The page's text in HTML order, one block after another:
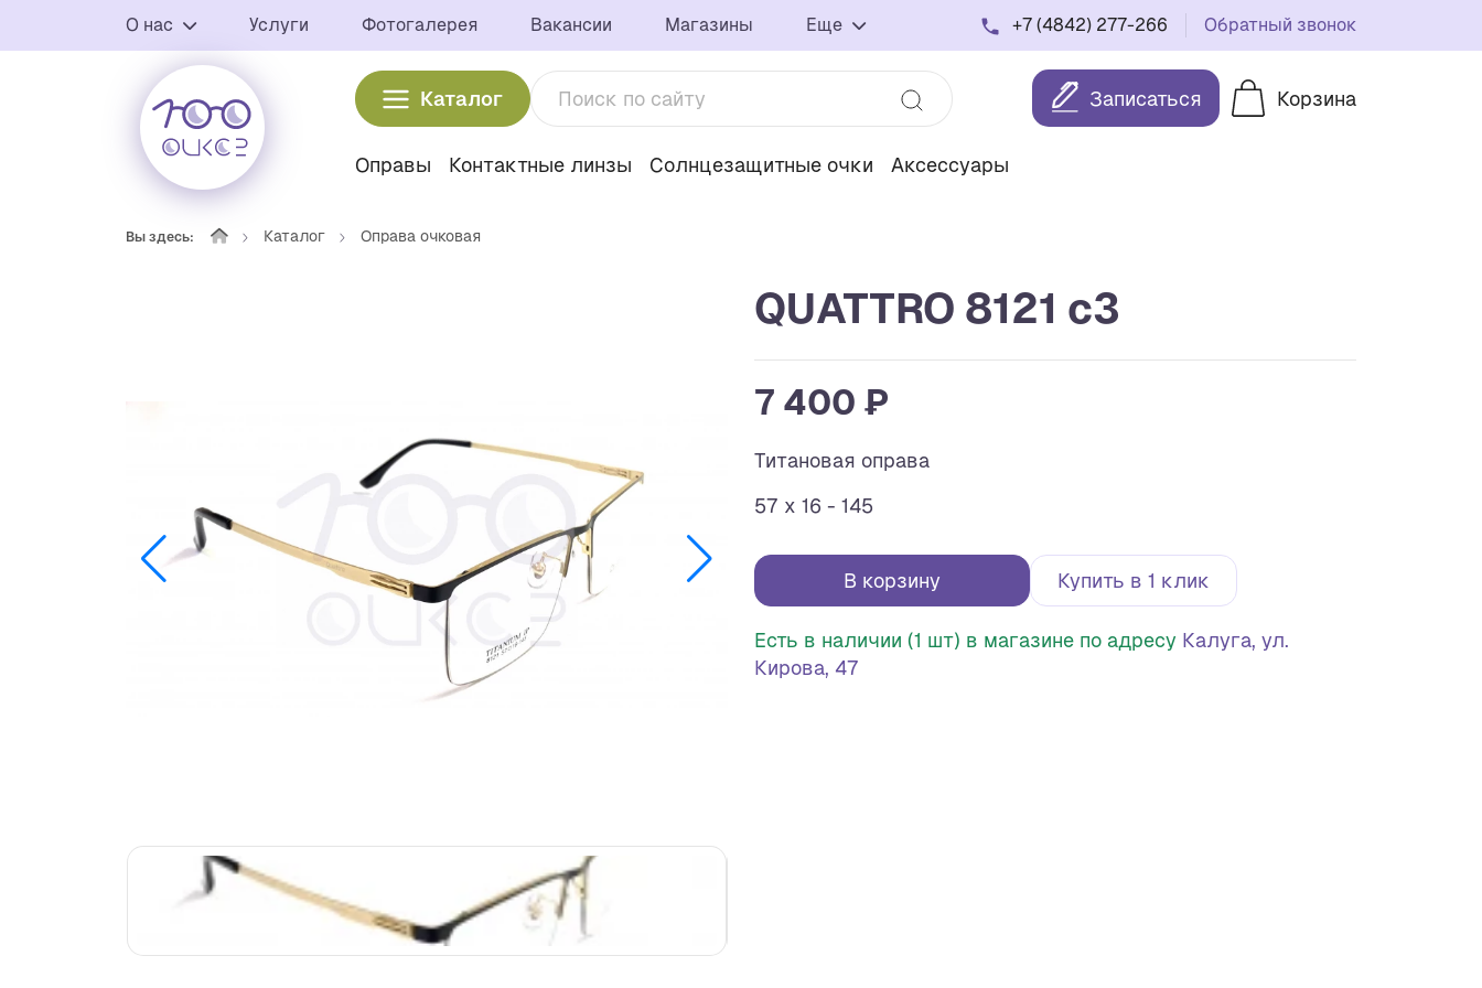
О нас Услуги Фотогалерея Вакансии Магазины Еще +7 (4842) 277-266 Обратный звонок
Каталог Записаться Корзина
Оправы Контактные линзы Солнцезащитные очки Аксессуары
Вы здесь: Каталог Оправа очковая
QUATTRO 8121 c3
7 400 ₽
Титановая оправа
57 x 16 - 145
В корзину Купить в 1 клик
Есть в наличии (1 шт) в магазине по адресу Калуга, ул.
Кирова, 47